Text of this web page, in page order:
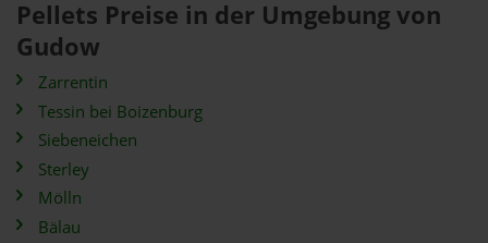
Pellets Preise in der Umgebung von
Gudow
Zarrentin
Tessin bei Boizenburg
Siebeneichen
Sterley
Mölln
Bälau